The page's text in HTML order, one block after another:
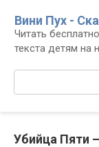
контенту
Вини Пух -
Читать
текста детям на
Убийца Пяти